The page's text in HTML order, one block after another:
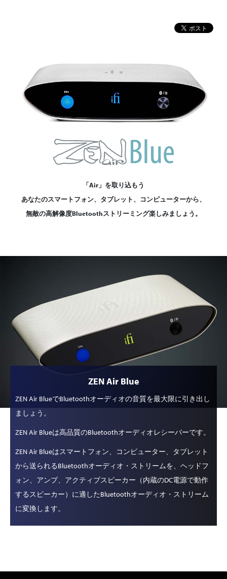
「Air」を取り込もう
あなたのスマートフォン、タブレット、コンピューターから、
無敵の高解像度Bluetoothストリーミング楽しみましょう。
ZEN Air Blue
ZEN Air BlueでBluetoothオーディオの音質を最大限に引き出し
ましょう。
ZEN Air Blueは高品質のBluetoothオーディオレシーバーです。
ZEN Air Blueはスマートフォン、コンピューター、タブレット
から送られるBluetoothオーディオ・ストリームを、ヘッドフ
ォン、アンプ、アクティブスピーカー（内蔵のDC電源で動作
するスピーカー）に適したBluetoothオーディオ・ストリーム
に変換します。